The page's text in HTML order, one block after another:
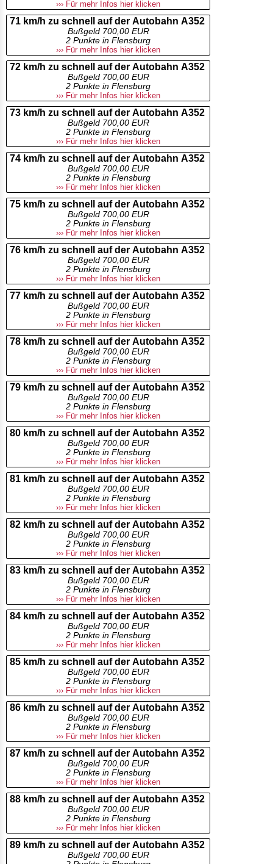
››› Für mehr Infos hier klicken
71 km/h zu schnell auf der Autobahn A352
Bußgeld 700,00 EUR
2 Punkte in Flensburg
››› Für mehr Infos hier klicken
72 km/h zu schnell auf der Autobahn A352
Bußgeld 700,00 EUR
2 Punkte in Flensburg
››› Für mehr Infos hier klicken
73 km/h zu schnell auf der Autobahn A352
Bußgeld 700,00 EUR
2 Punkte in Flensburg
››› Für mehr Infos hier klicken
74 km/h zu schnell auf der Autobahn A352
Bußgeld 700,00 EUR
2 Punkte in Flensburg
››› Für mehr Infos hier klicken
75 km/h zu schnell auf der Autobahn A352
Bußgeld 700,00 EUR
2 Punkte in Flensburg
››› Für mehr Infos hier klicken
76 km/h zu schnell auf der Autobahn A352
Bußgeld 700,00 EUR
2 Punkte in Flensburg
››› Für mehr Infos hier klicken
77 km/h zu schnell auf der Autobahn A352
Bußgeld 700,00 EUR
2 Punkte in Flensburg
››› Für mehr Infos hier klicken
78 km/h zu schnell auf der Autobahn A352
Bußgeld 700,00 EUR
2 Punkte in Flensburg
››› Für mehr Infos hier klicken
79 km/h zu schnell auf der Autobahn A352
Bußgeld 700,00 EUR
2 Punkte in Flensburg
››› Für mehr Infos hier klicken
80 km/h zu schnell auf der Autobahn A352
Bußgeld 700,00 EUR
2 Punkte in Flensburg
››› Für mehr Infos hier klicken
81 km/h zu schnell auf der Autobahn A352
Bußgeld 700,00 EUR
2 Punkte in Flensburg
››› Für mehr Infos hier klicken
82 km/h zu schnell auf der Autobahn A352
Bußgeld 700,00 EUR
2 Punkte in Flensburg
››› Für mehr Infos hier klicken
83 km/h zu schnell auf der Autobahn A352
Bußgeld 700,00 EUR
2 Punkte in Flensburg
››› Für mehr Infos hier klicken
84 km/h zu schnell auf der Autobahn A352
Bußgeld 700,00 EUR
2 Punkte in Flensburg
››› Für mehr Infos hier klicken
85 km/h zu schnell auf der Autobahn A352
Bußgeld 700,00 EUR
2 Punkte in Flensburg
››› Für mehr Infos hier klicken
86 km/h zu schnell auf der Autobahn A352
Bußgeld 700,00 EUR
2 Punkte in Flensburg
››› Für mehr Infos hier klicken
87 km/h zu schnell auf der Autobahn A352
Bußgeld 700,00 EUR
2 Punkte in Flensburg
››› Für mehr Infos hier klicken
88 km/h zu schnell auf der Autobahn A352
Bußgeld 700,00 EUR
2 Punkte in Flensburg
››› Für mehr Infos hier klicken
89 km/h zu schnell auf der Autobahn A352
Bußgeld 700,00 EUR